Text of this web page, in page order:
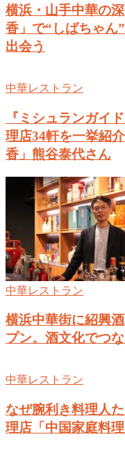
横浜・山手中華の
香」で“しばちゃん
出会う
中華レストラン
『ミシュランガイ
理店34軒を一挙紹
香」熊谷泰代さん
中華レストラン
横浜中華街に紹興
プン。酒文化でつ
中華レストラン
なぜ腕利き料理人
理店「中国家庭料